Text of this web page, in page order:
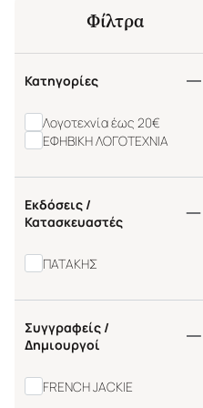
Φίλτρα
Κατηγορίες
Λογοτεχνία έως 20€
ΕΦΗΒΙΚΗ ΛΟΓΟΤΕΧΝΙΑ
Εκδόσεις /
Κατασκευαστές
ΠΑΤΑΚΗΣ
Συγγραφείς /
Δημιουργοί
FRENCH JACKIE